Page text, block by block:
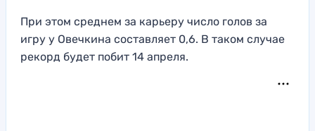
При этом среднем за карьеру число голов за
игру у Овечкина составляет 0,6. В таком случае
рекорд будет побит 14 апреля.